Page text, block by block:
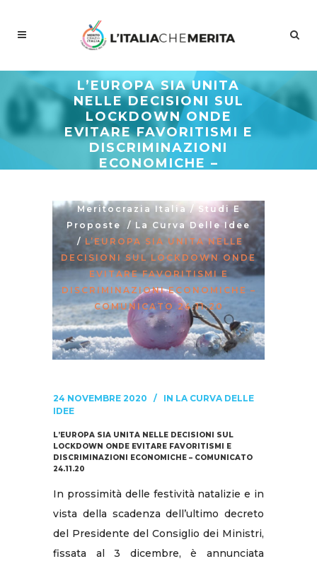
L’EUROPA SIA UNITA
NELLE DECISIONI SUL
LOCKDOWN ONDE
EVITARE FAVORITISMI E
DISCRIMINAZIONI
ECONOMICHE –
Meritocrazia Italia/Studi E
Proposte
/ La Curva Delle Idee
/ L’EUROPA SIA UNITA NELLE
DECISIONI SUL LOCKDOWN ONDE
EVITARE FAVORITISMI E
DISCRIMINAZIONI ECONOMICHE –
COMUNICATO 24.11.20
24 NOVEMBRE 2020 IN LA CURVA DELLE
IDEE
L’EUROPA SIA UNITA NELLE DECISIONI SUL
LOCKDOWN ONDE EVITARE FAVORITISMI E
DISCRIMINAZIONI ECONOMICHE – COMUNICATO
24.11.20
In prossimità delle festività natalizie e in
vista della scadenza dell’ultimo decreto
del Presidente del Consiglio dei Ministri,
fissata al 3 dicembre, è annunciata